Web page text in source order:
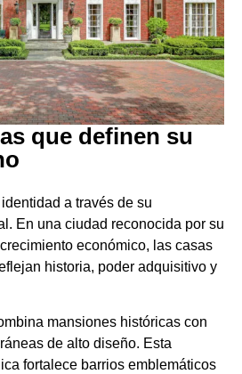
que definen su
a través de su
En una ciudad reconocida por su
económico, las casas
historia, poder adquisitivo y
mansiones históricas con
de alto diseño. Esta
fortalece barrios emblemáticos